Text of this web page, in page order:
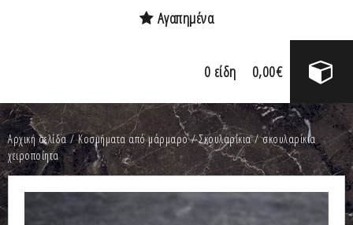
Αγαπημένα
0 είδη 0,00€
Αρχική σελίδα/Κοσμήματα από μάρμαρο/Σκουλαρίκια/ σκουλαρίκια
χειροποίητα